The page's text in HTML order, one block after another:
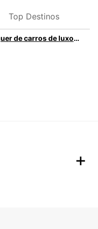
Top Destinos
Aluguer de carros de luxo em Lisboa – Viaturas premium da Europcar